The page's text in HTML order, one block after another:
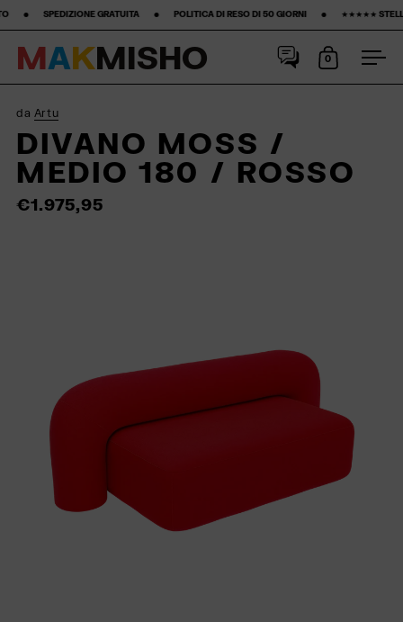
•‎ ‎ ‎ ‎ ‎ ‎ ‎ ‎ POLITICA DI RESO DI 50 GIORNI ‎ ‎ ‎ ‎ ‎ ‎ ‎ •‎ ‎ ‎ ‎ ‎ ‎ ‎ ‎ ★★★★★ STELLE SU GOOGLE ‎ ‎ ‎ ‎ ‎ ‎ ‎ •‎
MAKMISHO Apri
0
Apri
da Artu
DIVANO MOSS /
MEDIO 180 / ROSSO
€1.975,95